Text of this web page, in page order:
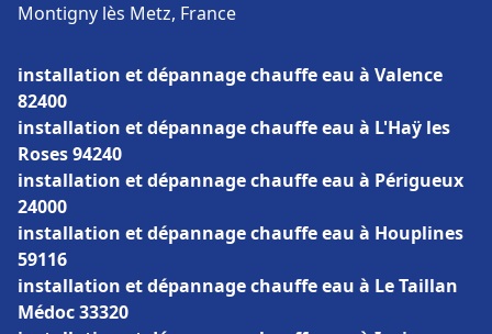
Montigny lès Metz, France
installation et dépannage chauffe eau à Valence
82400
installation et dépannage chauffe eau à L'Haÿ les
Roses 94240
installation et dépannage chauffe eau à Périgueux
24000
installation et dépannage chauffe eau à Houplines
59116
installation et dépannage chauffe eau à Le Taillan
Médoc 33320